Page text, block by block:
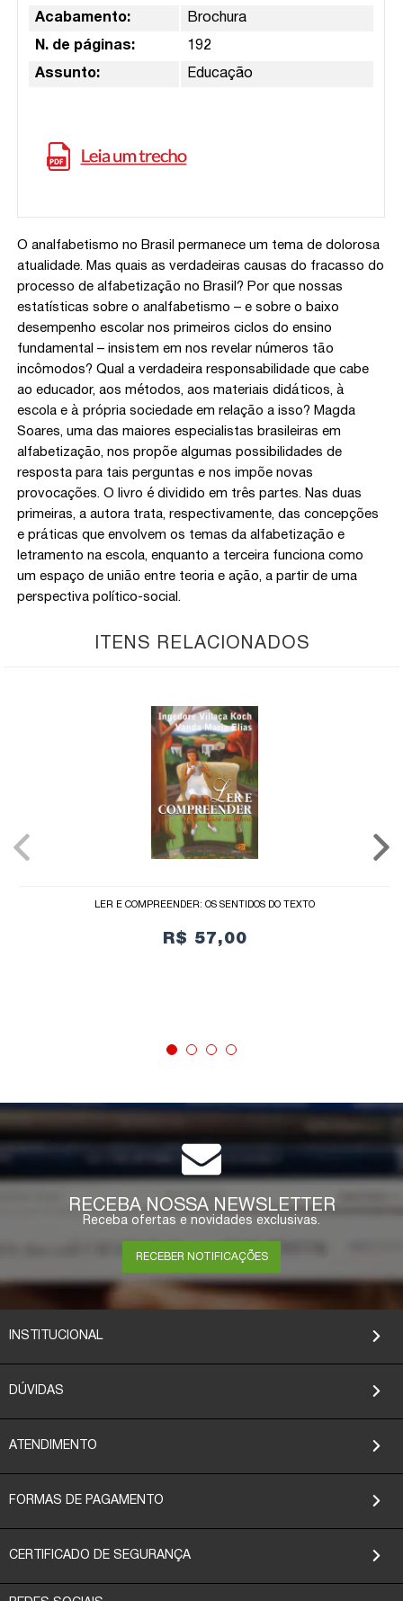
Acabamento: Brochura
N. de páginas: 192
Assunto: Educação
O analfabetismo no Brasil permanece um tema de dolorosa
atualidade. Mas quais as verdadeiras causas do fracasso do
processo de alfabetização no Brasil? Por que nossas
estatísticas sobre o analfabetismo – e sobre o baixo
desempenho escolar nos primeiros ciclos do ensino
fundamental – insistem em nos revelar números tão
incômodos? Qual a verdadeira responsabilidade que cabe
ao educador, aos métodos, aos materiais didáticos, à
escola e à própria sociedade em relação a isso? Magda
Soares, uma das maiores especialistas brasileiras em
alfabetização, nos propõe algumas possibilidades de
resposta para tais perguntas e nos impõe novas
provocações. O livro é dividido em três partes. Nas duas
primeiras, a autora trata, respectivamente, das concepções
e práticas que envolvem os temas da alfabetização e
letramento na escola, enquanto a terceira funciona como
um espaço de união entre teoria e ação, a partir de uma
perspectiva político-social.
ITENS RELACIONADOS
LER E COMPREENDER: OS SENTIDOS DO TEXTO
R$ 57,00
COMPRAR
RECEBA NOSSA NEWSLETTER
Receba ofertas e novidades exclusivas.
RECEBER NOTIFICAÇÕES
INSTITUCIONAL
DÚVIDAS
ATENDIMENTO
FORMAS DE PAGAMENTO
CERTIFICADO DE SEGURANÇA